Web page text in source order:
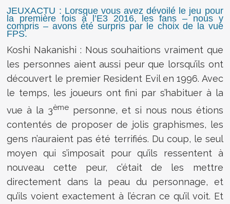
JEUXACTU : Lorsque vous avez dévoilé le jeu pour
la première fois à l’E3 2016, les fans – nous y
compris – avons été surpris par le choix de la vue
FPS.
Koshi Nakanishi : Nous souhaitions vraiment que
les personnes aient aussi peur que lorsqu’ils ont
découvert le premier Resident Evil en 1996. Avec
le temps, les joueurs ont fini par s’habituer à la
vue à la 3ème personne, et si nous nous étions
contentés de proposer de jolis graphismes, les
gens n’auraient pas été terrifiés. Du coup, le seul
moyen qui s’imposait pour qu’ils ressentent à
nouveau cette peur, c’était de les mettre
directement dans la peau du personnage, et
qu’ils voient exactement à l’écran ce qu’il voit. Et